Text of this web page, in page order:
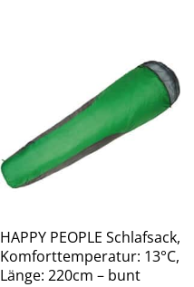
HAPPY PEOPLE Schlafsack,
Komforttemperatur: 13°C,
Länge: 220cm – bunt